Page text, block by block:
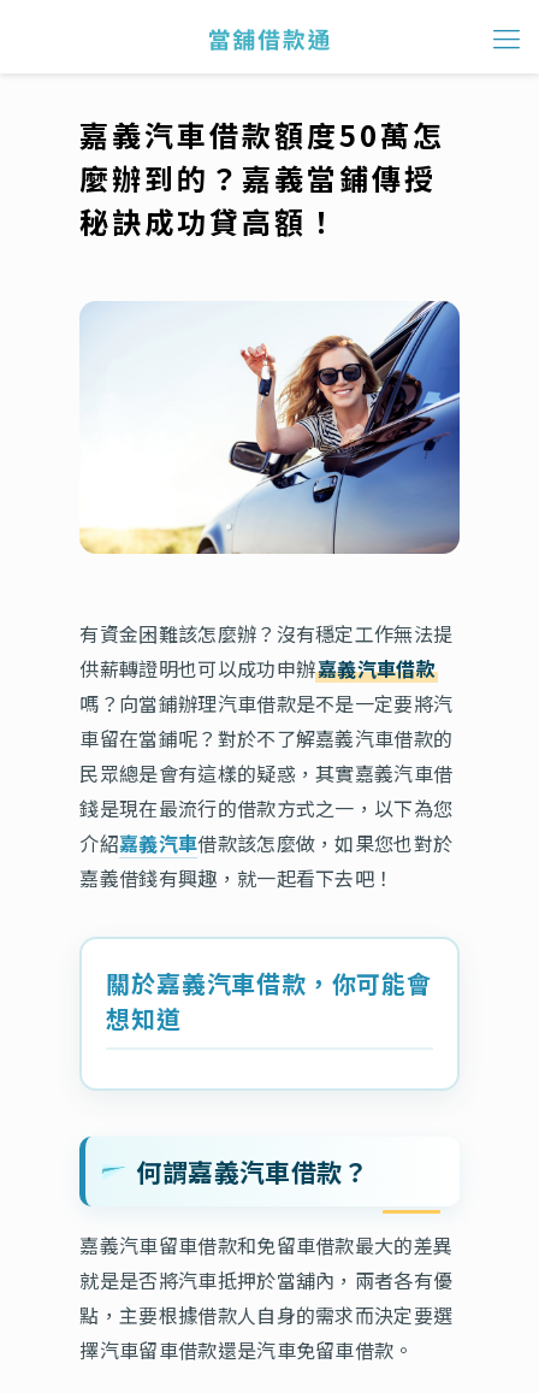
嘉義汽車借款額度50萬怎
麼辦到的？嘉義當鋪傳授
秘訣成功貸高額！
有資金困難該怎麼辦？沒有穩定工作無法提
供薪轉證明也可以成功申辦嘉義汽車借款
嗎？向當鋪辦理汽車借款是不是一定要將汽
車留在當鋪呢？對於不了解嘉義汽車借款的
民眾總是會有這樣的疑惑，其實嘉義汽車借
錢是現在最流行的借款方式之一，以下為您
介紹嘉義汽車借款該怎麼做，如果您也對於
嘉義借錢有興趣，就一起看下去吧！
關於嘉義汽車借款，你可能會
想知道
何謂嘉義汽車借款？
嘉義汽車留車借款和免留車借款最大的差異
就是是否將汽車抵押於當舖內，兩者各有優
點，主要根據借款人自身的需求而決定要選
擇汽車留車借款還是汽車免留車借款。